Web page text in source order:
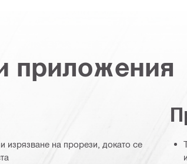
приложения
изрязване на прорези, докато се